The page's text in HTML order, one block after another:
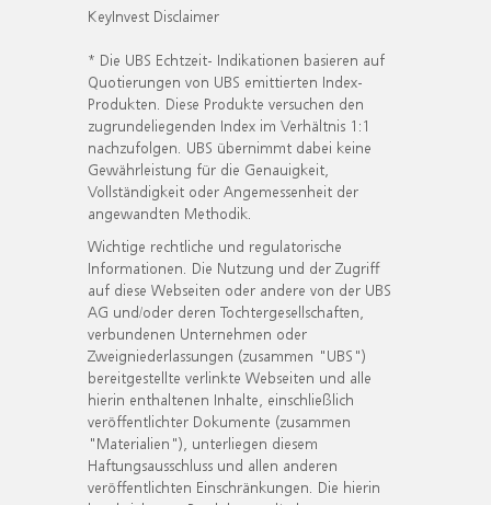
KeyInvest Disclaimer
* Die UBS Echtzeit- Indikationen basieren auf
Quotierungen von UBS emittierten Index-
Produkten. Diese Produkte versuchen den
zugrundeliegenden Index im Verhältnis 1:1
nachzufolgen. UBS übernimmt dabei keine
Gewährleistung für die Genauigkeit,
Vollständigkeit oder Angemessenheit der
angewandten Methodik.
Wichtige rechtliche und regulatorische
Informationen. Die Nutzung und der Zugriff
auf diese Webseiten oder andere von der UBS
AG und/oder deren Tochtergesellschaften,
verbundenen Unternehmen oder
Zweigniederlassungen (zusammen "UBS")
bereitgestellte verlinkte Webseiten und alle
hierin enthaltenen Inhalte, einschließlich
veröffentlichter Dokumente (zusammen
"Materialien"), unterliegen diesem
Haftungsausschluss und allen anderen
veröffentlichten Einschränkungen. Die hierin